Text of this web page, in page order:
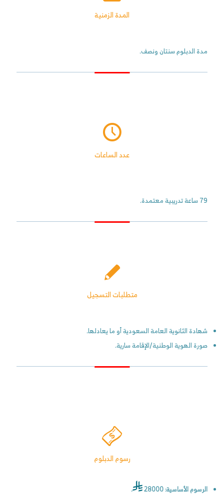
المدة الزمنية
مدة الدبلوم سنتان ونصف.
عدد الساعات
79 ساعة تدريبية معتمدة.
متطلبات التسجيل
شهادة الثانوية العامة السعودية أو ما يعادلها.
صورة الهوية الوطنية/الإقامة سارية.
رسوم الدبلوم
الرسوم الأساسية: 28000
.